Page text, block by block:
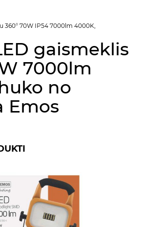
360° 70W IP54 7000lm 4000K,
gaismeklis
7000lm
no
Emos